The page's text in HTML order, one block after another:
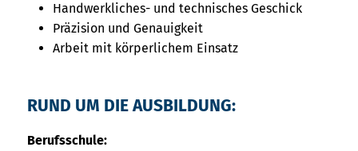
Handwerkliches- und technisches Geschick
Präzision und Genauigkeit
Arbeit mit körperlichem Einsatz
RUND UM DIE AUSBILDUNG:
Berufsschule: